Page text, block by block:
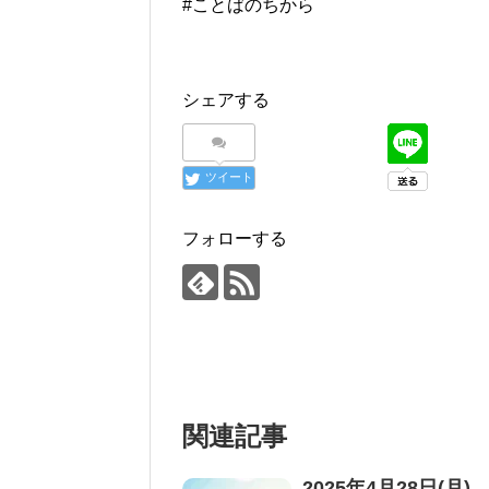
#ことばのちから
シェアする
ツイート
フォローする
関連記事